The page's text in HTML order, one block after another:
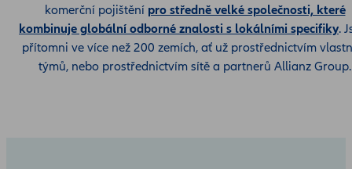
komerční pojištění pro středně velké společnosti, které
kombinuje globální odborné znalosti s lokálními specifiky.
přítomni ve více než 200 zemích, ať už prostřednictvím
týmů, nebo prostřednictvím sítě a partnerů Allianz Group.